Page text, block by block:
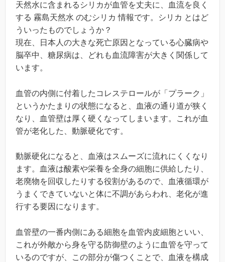
天然水に含まれるシリカが血管を丈夫に、血流を良く
する 霧島天然水 のむシリカ 情報です。シリカ とはど
ういったものでしょうか？
現在、日本人の大きな死亡原因となっている心臓病や
脳卒中、糖尿病は、どれも血流障害が大きく関係して
います。
血管の内側に付着したコレステロールが「プラーク」
というかたまりの状態になると、血液の通り道が狭く
なり、血管壁は厚く硬くなってしまいます。これが血
管が老化した、動脈硬化です。
動脈硬化になると、血液はスムーズに流れにくくなり
ます。血液は酸素や栄養を全身の細胞に供給したり、
老廃物を回収したりする役割があるので、血液循環が
うまくできていないと体に不調があらわれ、老化が進
行する要因になります。
血管壁の一番内側にある細胞を血管内皮細胞といい、
これが外敵から身を守る防御壁のように血管を守って
いるのですが、この部分が傷つくことで、血液を構成